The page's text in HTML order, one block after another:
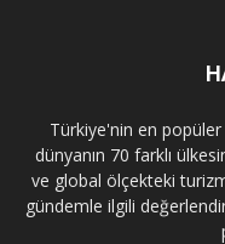
Türkiye'nin en
dünyanın 70 farklı
ve global ölçekteki
gündemle ilgili